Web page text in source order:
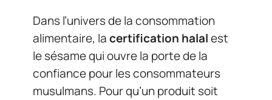
Dans l’univers de la consommation
alimentaire, lacertification halalest
le sésame qui ouvre la porte de la
confiance pour les consommateurs
musulmans. Pour qu’un produit soit